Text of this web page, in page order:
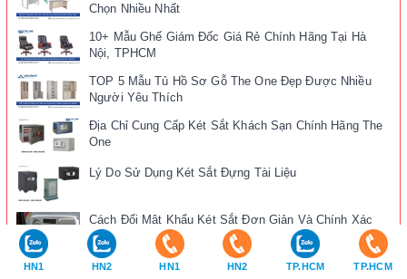
Chọn Nhiều Nhất
10+ Mẫu Ghế Giám Đốc Giá Rẻ Chính Hãng Tại Hà
Nội, TPHCM
TOP 5 Mẫu Tủ Hồ Sơ Gỗ The One Đẹp Được Nhiều
Người Yêu Thích
Địa Chỉ Cung Cấp Két Sắt Khách Sạn Chính Hãng The
One
Lý Do Sử Dụng Két Sắt Đựng Tài Liệu
Cách Đổi Mật Khẩu Két Sắt Đơn Giản Và Chính Xác
Nhất
HN1 HN2 HN1 HN2 TP.HCM TP.HCM